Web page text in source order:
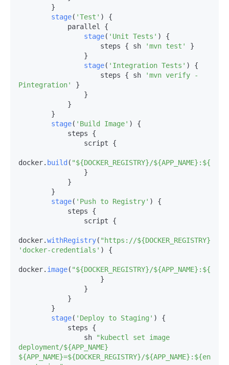
stage( 'Test' ) {
stage( 'Unit Tests' ) {
                    steps { sh
'mvn test'
}
stage( 'Integration Tests' ) {
                    steps { sh
'mvn verify -
Pintegration'
}
stage( 'Build Image' ) {
docker. build ( "${DOCKER_REGISTRY}/
stage( 'Push to Registry' ) {
docker.withRegistry( "https://${DOCKER_REGISTRY}"
'docker-credentials' ) {
docker. image( "${DOCKER_REGISTRY}/
stage( 'Deploy to Staging' ) {
                sh
"kubectl set image
deployment/${APP_NAME}
${APP_NAME}=${DOCKER_REGISTRY}/